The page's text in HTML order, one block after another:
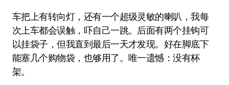
车把上有转向灯，还有一个超级灵敏的喇叭，我每
次上车都会误触，吓自己一跳。后面有两个挂钩可
以挂袋子，但我直到最后一天才发现。好在脚底下
能塞几个购物袋，也够用了。唯一遗憾：没有杯
架。